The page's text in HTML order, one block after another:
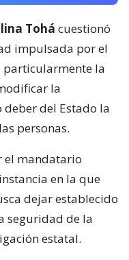
Tohá cuestionó
impulsada por el
particularmente la
la
deber del Estado la
personas.
el mandatario
en la que
dejar establecido
seguridad de la
estatal.